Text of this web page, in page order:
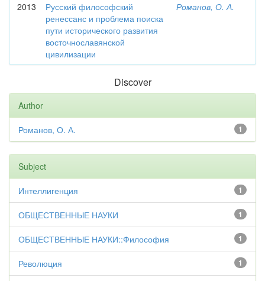
2013
Русский философский
ренессанс и проблема поиска
пути исторического развития
восточнославянской
цивилизации
Романов, О. А.
Discover
Author
1
Романов, О. А.
Subject
1
Интеллигенция
1
ОБЩЕСТВЕННЫЕ НАУКИ
1
ОБЩЕСТВЕННЫЕ НАУКИ::Философия
1
Революция